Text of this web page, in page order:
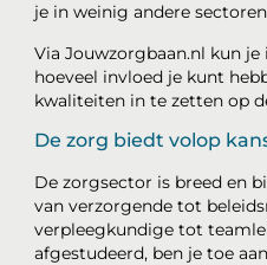
je in weinig andere
Via Jouwzorgbaan.nl kun
hoeveel invloed je kunt
kwaliteiten in te zetten op
De zorg biedt volop
De zorgsector is breed en
van verzorgende tot
verpleegkundige tot
afgestudeerd, ben je toe